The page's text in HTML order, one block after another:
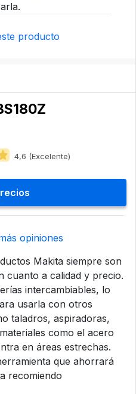
producto
4,6 (Excelente)
opiniones
Makita siempre son
cuanto a calidad y precio.
intercambiables, lo
usarla con otros
taladros, aspiradoras,
como el acero
en áreas estrechas.
que ahorrará
recomiendo